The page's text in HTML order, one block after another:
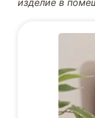
изделие в